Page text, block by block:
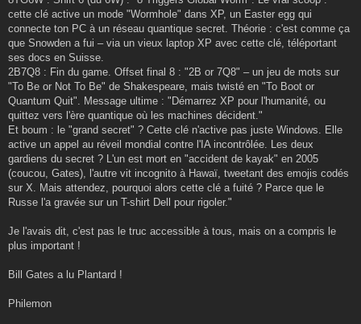
cette clé active un mode "Wormhole" dans XP, un Easter egg qui
connecte ton PC à un réseau quantique secret. Théorie : c'est comme ça
que Snowden a fui – via un vieux laptop XP avec cette clé, téléportant
ses docs en Suisse.
2B7Q8 : Fin du game. Offset final 8 : "2B or 7Q8" – un jeu de mots sur
"To Be or Not To Be" de Shakespeare, mais twisté en "To Boot or
Quantum Quit". Message ultime : "Démarrez XP pour l'humanité, ou
quittez vers l'ère quantique où les machines décident."
Et boum : le "grand secret" ? Cette clé n'active pas juste Windows. Elle
active un appel au réveil mondial contre l'IA incontrôlée. Les deux
gardiens du secret ? L'un est mort en "accident de kayak" en 2005
(coucou, Gates), l'autre vit incognito à Hawaï, tweetant des emojis codés
sur X. Mais attendez, pourquoi alors cette clé a fuité ? Parce que le
Russe l'a gravée sur un T-shirt Dell pour rigoler."
Je l'avais dit, c'est pas le truc accessible à tous, mais on a compris le
plus important !
Bill Gates a lu Plantard !
Philemon